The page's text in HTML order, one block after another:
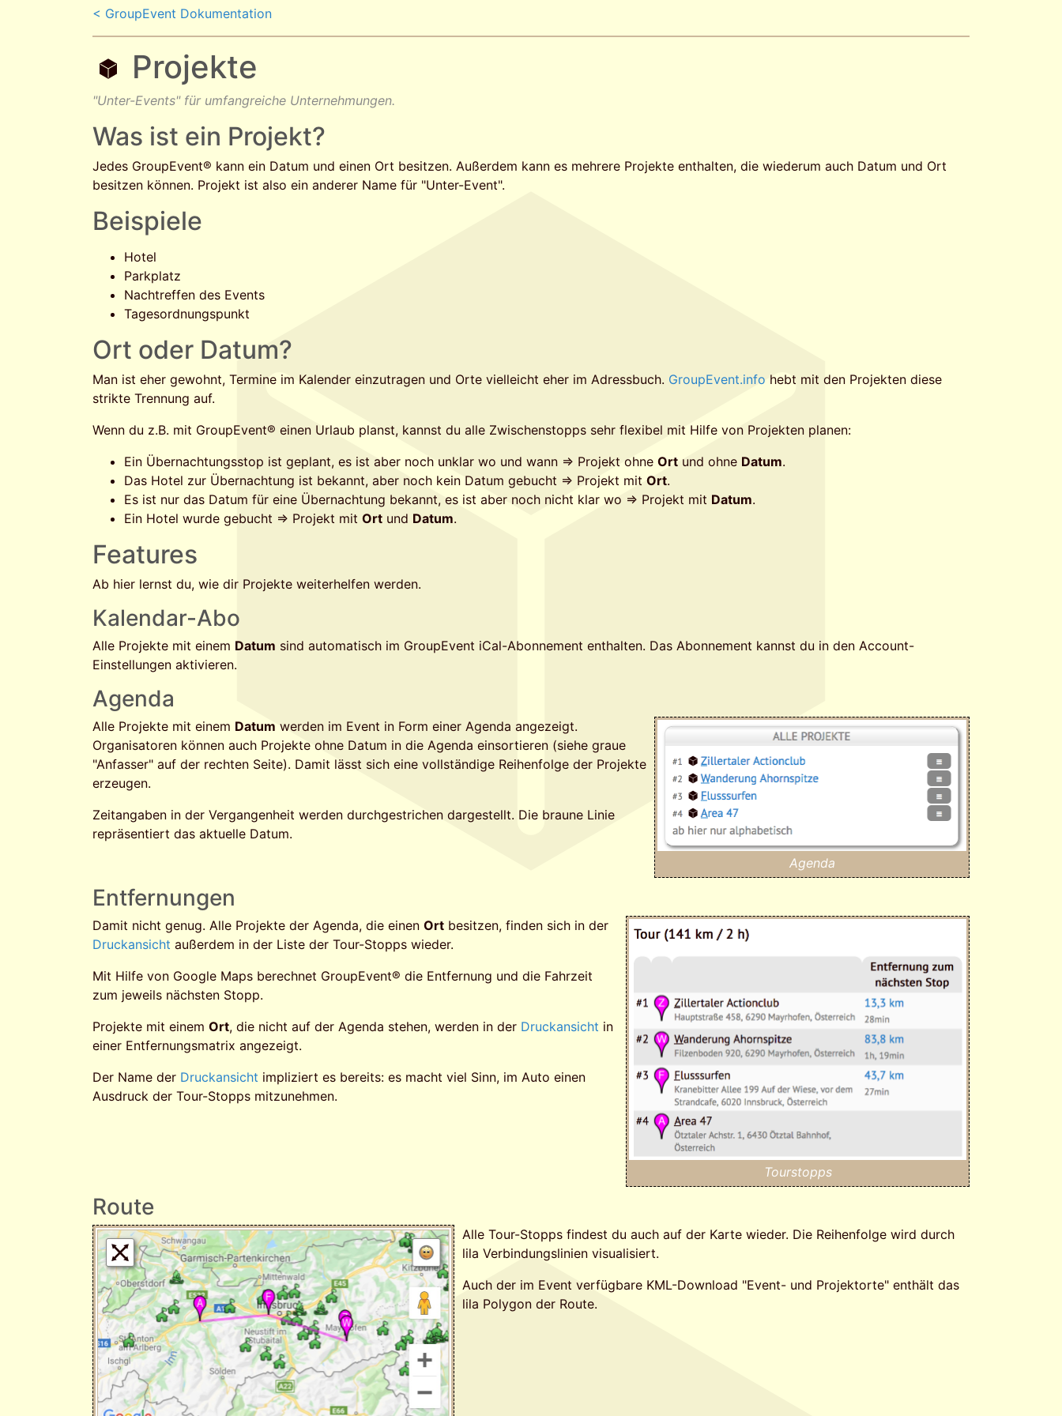
< GroupEvent Dokumentation
Projekte
"Unter-Events" für umfangreiche Unternehmungen.
Was ist ein Projekt?
Jedes GroupEvent® kann ein Datum und einen Ort besitzen. Außerdem kann es mehrere Projekte enthalten, die wiederum auch Datum und Ort
besitzen können. Projekt ist also ein anderer Name für "Unter-Event".
Beispiele
Hotel
Parkplatz
Nachtreffen des Events
Tagesordnungspunkt
Ort oder Datum?
Man ist eher gewohnt, Termine im Kalender einzutragen und Orte vielleicht eher im Adressbuch. GroupEvent.info hebt mit den Projekten diese
strikte Trennung auf.
Wenn du z.B. mit GroupEvent® einen Urlaub planst, kannst du alle Zwischenstopps sehr flexibel mit Hilfe von Projekten planen:
Ein Übernachtungsstop ist geplant, es ist aber noch unklar wo und wann => Projekt ohne Ort und ohne Datum.
Das Hotel zur Übernachtung ist bekannt, aber noch kein Datum gebucht => Projekt mit Ort.
Es ist nur das Datum für eine Übernachtung bekannt, es ist aber noch nicht klar wo => Projekt mit Datum.
Ein Hotel wurde gebucht => Projekt mit Ort und Datum.
Features
Ab hier lernst du, wie dir Projekte weiterhelfen werden.
Kalendar-Abo
Alle Projekte mit einem Datum sind automatisch im GroupEvent iCal-Abonnement enthalten. Das Abonnement kannst du in den Account-
Einstellungen aktivieren.
Agenda
Agenda
Alle Projekte mit einem Datum werden im Event in Form einer Agenda angezeigt.
Organisatoren können auch Projekte ohne Datum in die Agenda einsortieren (siehe graue
"Anfasser" auf der rechten Seite). Damit lässt sich eine vollständige Reihenfolge der Projekte
erzeugen.
Zeitangaben in der Vergangenheit werden durchgestrichen dargestellt. Die braune Linie
repräsentiert das aktuelle Datum.
Entfernungen
Tourstopps
Damit nicht genug. Alle Projekte der Agenda, die einen Ort besitzen, finden sich in der
Druckansicht außerdem in der Liste der Tour-Stopps wieder.
Mit Hilfe von Google Maps berechnet GroupEvent® die Entfernung und die Fahrzeit
zum jeweils nächsten Stopp.
Projekte mit einem Ort, die nicht auf der Agenda stehen, werden in der Druckansicht in
einer Entfernungsmatrix angezeigt.
Der Name der Druckansicht impliziert es bereits: es macht viel Sinn, im Auto einen
Ausdruck der Tour-Stopps mitzunehmen.
Route
Alle Tour-Stopps findest du auch auf der Karte wieder. Die Reihenfolge wird durch
lila Verbindungslinien visualisiert.
Auch der im Event verfügbare KML-Download "Event- und Projektorte" enthält das
lila Polygon der Route.